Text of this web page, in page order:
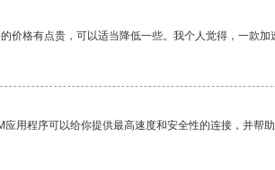
价格有点贵，可以适当降低一些。我个人觉得，一款加
应用程序可以给你提供最高速度和安全性的连接，并帮助